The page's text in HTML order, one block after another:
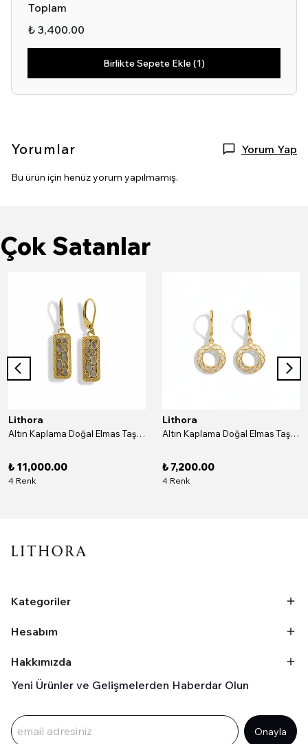
Toplam
₺ 3,400.00
Birlikte Sepete Ekle (1)
Yorumlar Yorum Yap
Bu ürün için henüz yorum yapılmamış.
Çok Satanlar
Lithora
Altın Kaplama Doğal Elmas Taşlı Dikdörtgen Gümüş Küpe
₺ 11,000.00
4 Renk
Lithora
Altın Kaplama Doğal Elmas Taşlı Yuvarlak Gümüş Küpe
₺ 7,200.00
4 Renk
Kategoriler
Hesabım
Hakkımızda
Yeni Ürünler ve Gelişmelerden Haberdar Olun
Onayla